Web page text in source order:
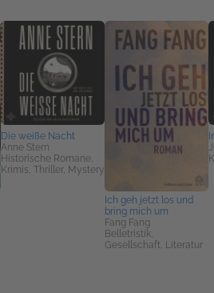
Die weiße Nacht
Anne Stern
Historische Romane,
Krimis, Thriller, Mystery
Ich geh jetzt los und
bring mich um
Fang Fang
Belletristik,
Gesellschaft, Literatur